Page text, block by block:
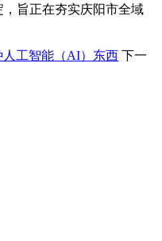
旨正在夯实庆阳市全域
工智能（AI）东西 下一